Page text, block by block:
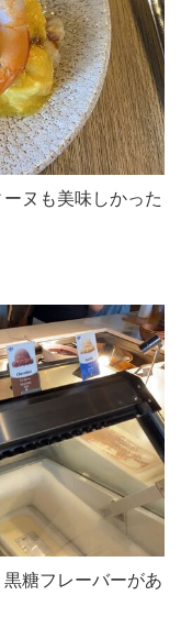
ヌも美味しかった
糖フレーバーがあ